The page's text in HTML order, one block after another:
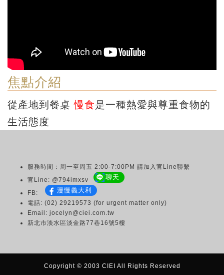
焦點介紹
從產地到餐桌慢食是一種熱愛與尊重食物的
生活態度
服務時間：周一至周五 2:00-7:00PM 請加入官Line聯繫
官Line: @794imxsv
聊天
FB: 漫慢義大利
電話: (02) 29219573 (for urgent matter only)
Email: jocelyn@ciei.com.tw
新北市淡水區淡金路77巷16號5樓
Copyright © 2003 CIEI All Rights Reserved